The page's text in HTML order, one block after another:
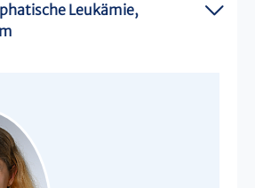
Leukämie,